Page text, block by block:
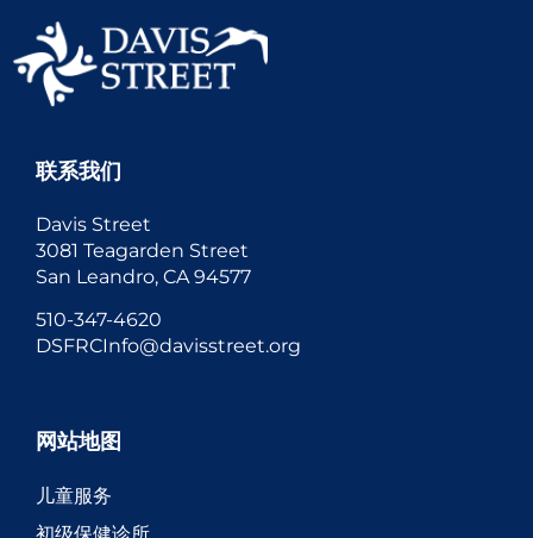
联系我们
Davis Street
3081 Teagarden Street
San Leandro, CA 94577
510-347-4620
DSFRCInfo@davisstreet.org
网站地图
儿童服务